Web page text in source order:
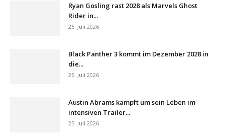
Ryan Gosling rast 2028 als Marvels Ghost
Rider in...
26. Juli 2026
Black Panther 3 kommt im Dezember 2028 in
die...
26. Juli 2026
Austin Abrams kämpft um sein Leben im
intensiven Trailer...
25. Juli 2026